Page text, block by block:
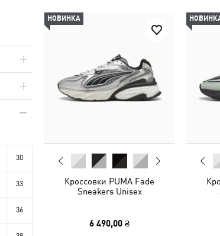
НОВИНКА
Кроссовки PUMA Fade
Sneakers Unisex
6 490,00 ₴
30
33
36